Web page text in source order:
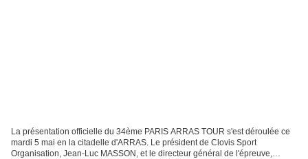
La présentation officielle du 34ème PARIS ARRAS TOUR s'est déroulée ce
mardi 5 mai en la citadelle d'ARRAS. Le président de Clovis Sport
Organisation, Jean-Luc MASSON, et le directeur général de l'épreuve,